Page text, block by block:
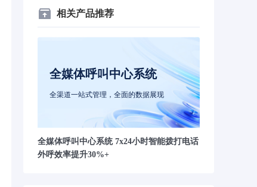
相关产品推荐
全媒体呼叫中心系统
全渠道一站式管理，全面的数据展现
全媒体呼叫中心系统 7x24小时智能拨打电话
外呼效率提升30%+